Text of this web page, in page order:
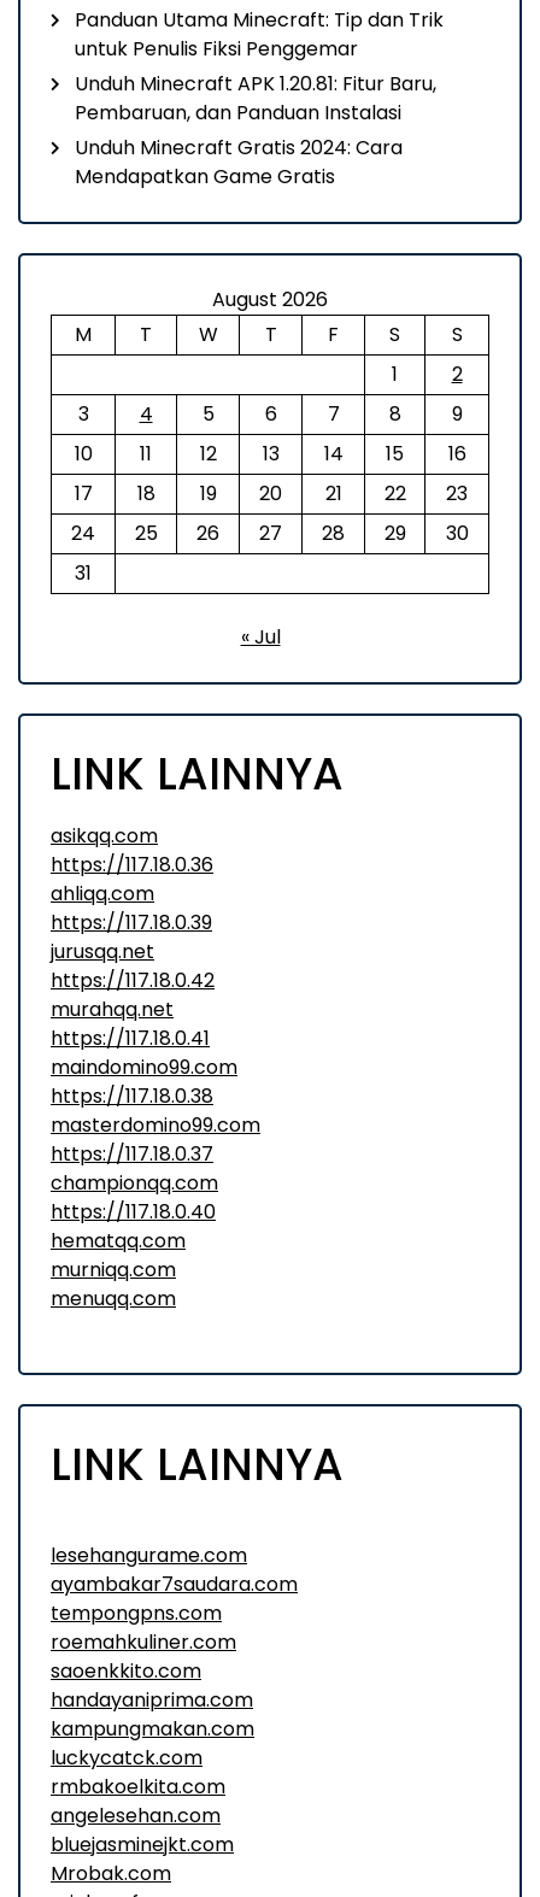
Panduan Utama Minecraft: Tip dan Trik
untuk Penulis Fiksi Penggemar
Unduh Minecraft APK 1.20.81: Fitur Baru,
Pembaruan, dan Panduan Instalasi
Unduh Minecraft Gratis 2024: Cara
Mendapatkan Game Gratis
August 2026
M
T W T F S
S
1
2
3
4 5 6 7 8
9
10
11 12 13 14 15
16
17
18 19 20 21 22
23
24
25 26 27 28 29
30
31
« Jul
LINK LAINNYA
asikqq.com
https://117.18.0.36
ahliqq.com
https://117.18.0.39
jurusqq.net
https://117.18.0.42
murahqq.net
https://117.18.0.41
maindomino99.com
https://117.18.0.38
masterdomino99.com
https://117.18.0.37
championqq.com
https://117.18.0.40
hematqq.com
murniqq.com
menuqq.com
LINK LAINNYA
lesehangurame.com
ayambakar7saudara.com
tempongpns.com
roemahkuliner.com
saoenkkito.com
handayaniprima.com
kampungmakan.com
luckycatck.com
rmbakoelkita.com
angelesehan.com
bluejasminejkt.com
Mrobak.com